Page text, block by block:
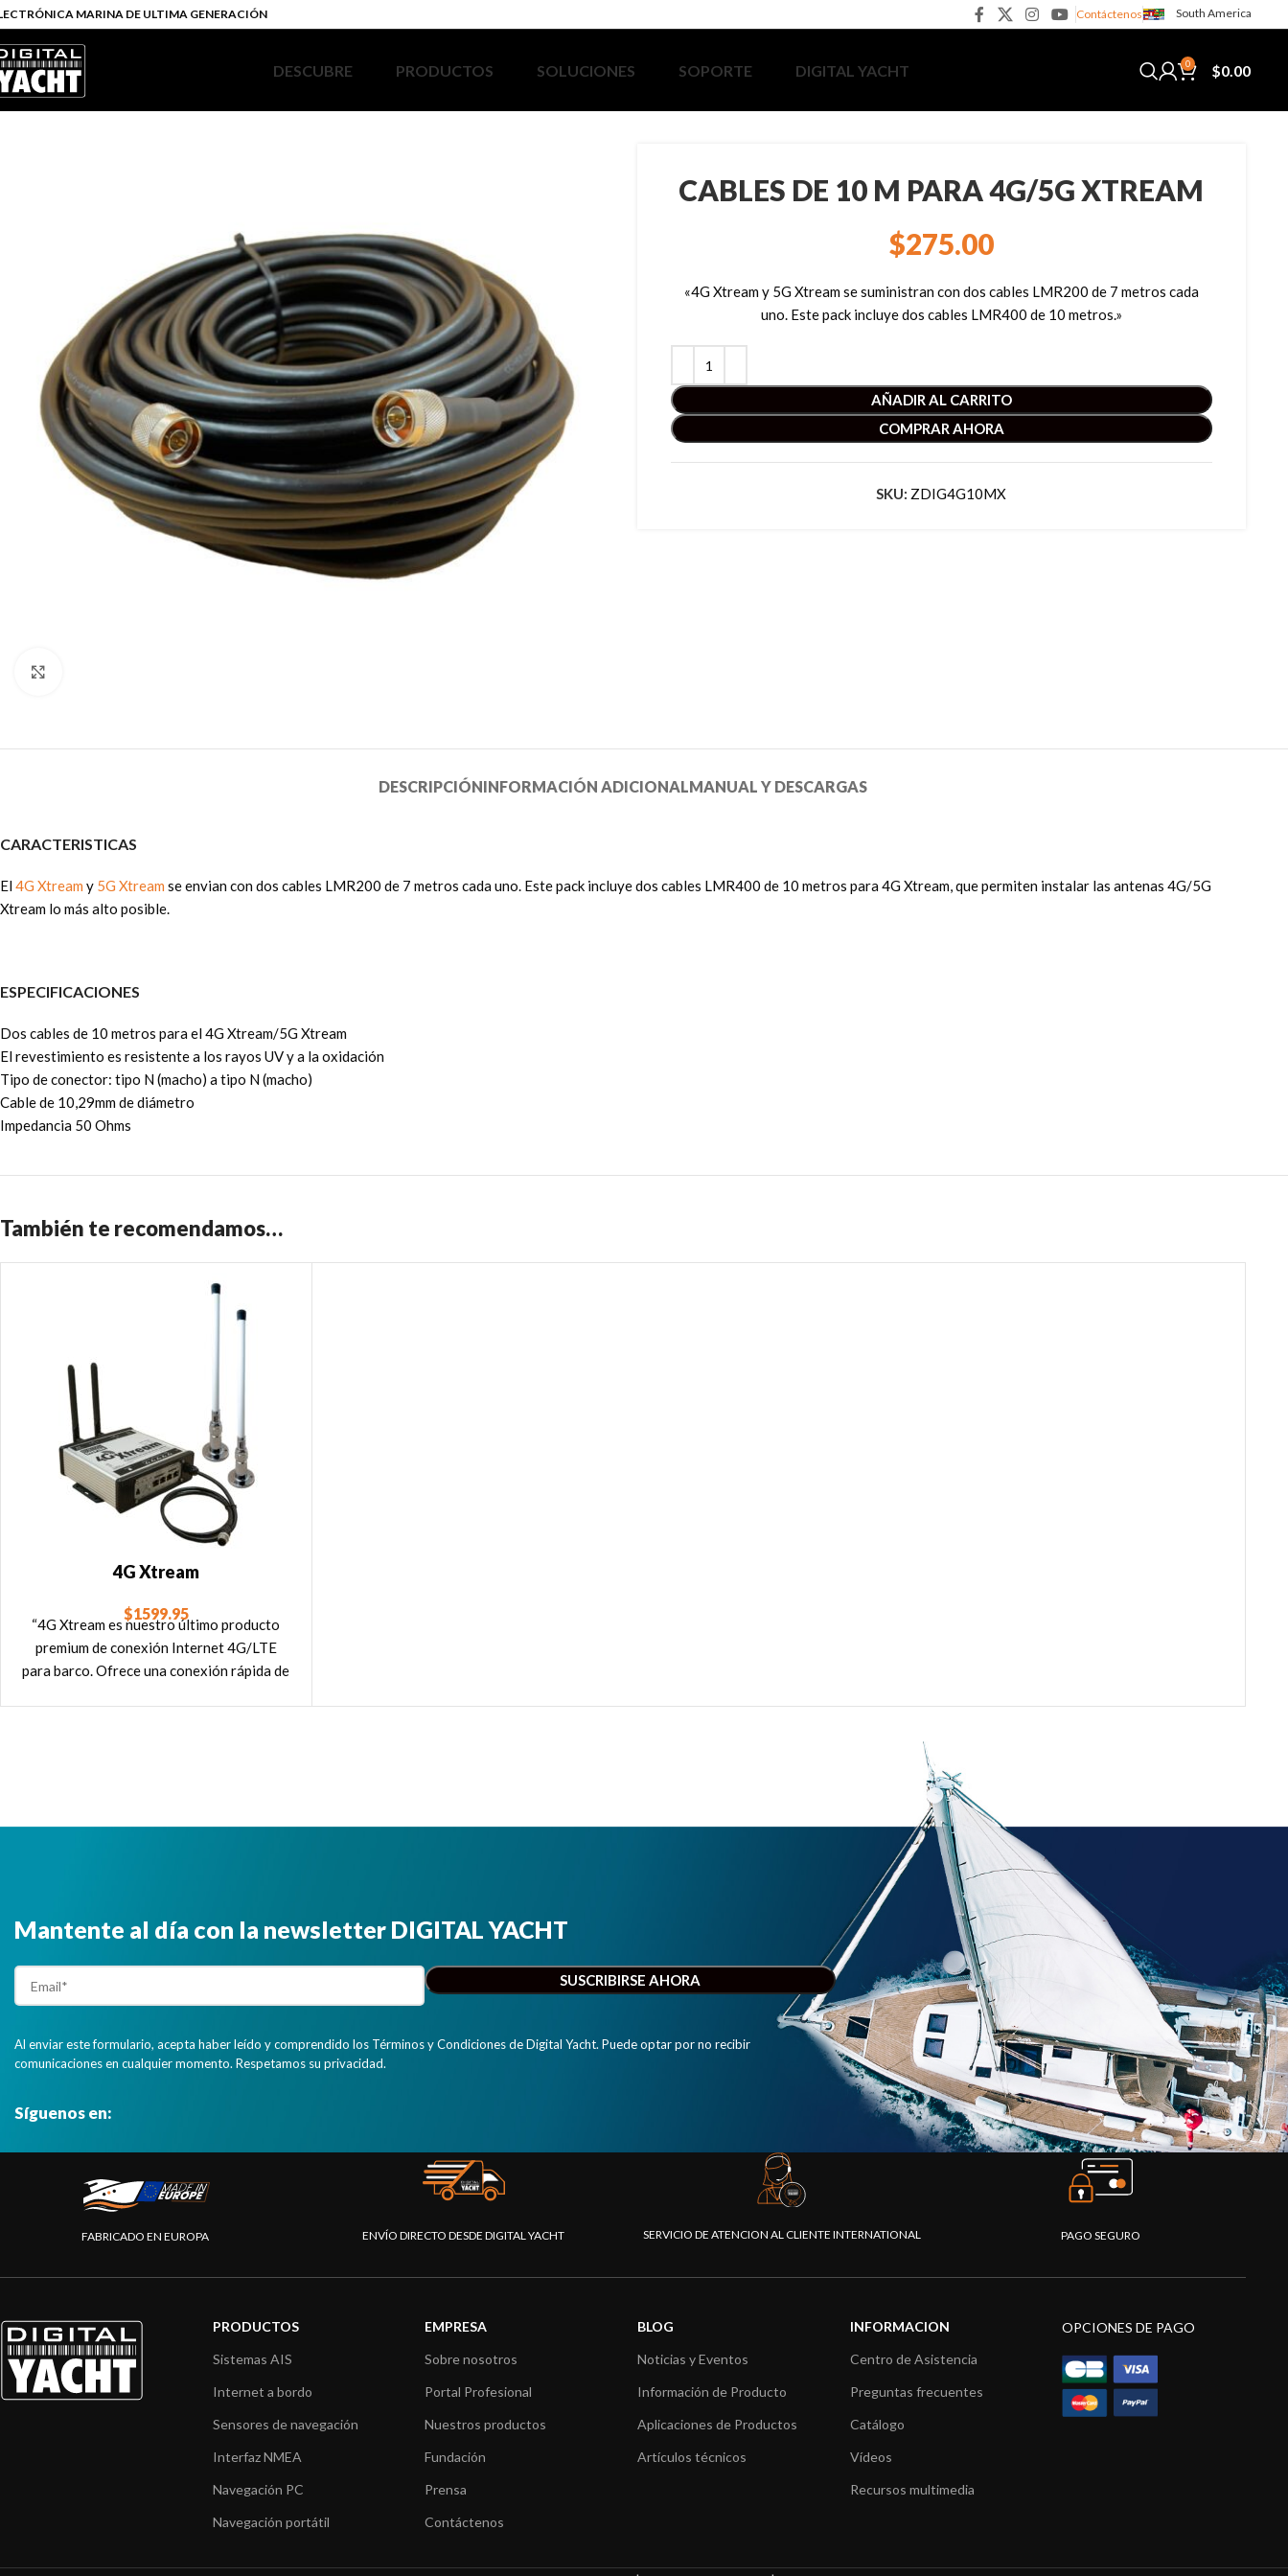
MARINA DE ULTIMA GENERACIÓN Contáctenos South America
DESCUBRE PRODUCTOS SOLUCIONES SOPORTE DIGITAL YACHT 0 $0.00
CABLES DE 10 M PARA 4G/5G XTREAM
$275.00
«4G Xtream y 5G Xtream se suministran con dos cables LMR200 de 7 metros cada
uno. Este pack incluye dos cables LMR400 de 10 metros.»
AÑADIR AL CARRITO
COMPRAR AHORA
SKU: ZDIG4G10MX
DESCRIPCIÓNINFORMACIÓN ADICIONALMANUAL Y DESCARGAS
CARACTERISTICAS
El4G Xtream y 5G Xtream se envian con dos cables LMR200 de 7 metros cada uno. Este pack incluye dos cables LMR400 de 10 metros para 4G Xtream, que permiten instalar las antenas 4G/5G
Xtream lo más alto posible.
ESPECIFICACIONES
Dos cables de 10 metros para el 4G Xtream/5G Xtream
El revestimiento es resistente a los rayos UV y a la oxidación
Tipo de conector: tipo N (macho) a tipo N (macho)
Cable de 10,29mm de diámetro
Impedancia 50 Ohms
También te recomendamos…
4G Xtream
$1599.95
“4G Xtream es nuestro último producto
premium de conexión Internet 4G/LTE
para barco. Ofrece una conexión rápida de
Mantente al día con la newsletter DIGITAL YACHT
Al enviar este formulario, acepta haber leído y comprendido los Términos y Condiciones de Digital Yacht. Puede optar por no recibir
comunicaciones en cualquier momento. Respetamos su privacidad.
Síguenos en:
FABRICADO EN EUROPA ENVÍO DIRECTO DESDE DIGITAL YACHT SERVICIO DE ATENCION AL CLIENTE INTERNATIONAL PAGO SEGURO
PRODUCTOS
Sistemas AIS
Internet a bordo
Sensores de navegación
Interfaz NMEA
Navegación PC
Navegación portátil
EMPRESA
Sobre nosotros
Portal Profesional
Nuestros productos
Fundación
Prensa
Contáctenos
BLOG
Noticias y Eventos
Información de Producto
Aplicaciones de Productos
Artículos técnicos
INFORMACION
Centro de Asistencia
Preguntas frecuentes
Catálogo
Vídeos
Recursos multimedia
OPCIONES DE PAGO